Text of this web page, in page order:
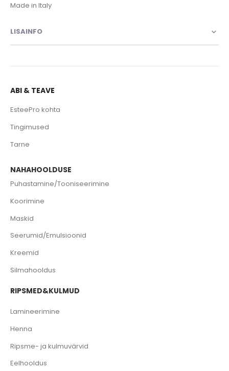
Made in Italy
LISAINFO
ABI & TEAVE
EsteePro kohta
Tingimused
Tarne
NAHAHOOLDUSE
Puhastamine/Tooniseerimine
Koorimine
Maskid
Seerumid/Emulsioonid
Kreemid
Silmahooldus
RIPSMED&KULMUD
Lamineerimine
Henna
Ripsme- ja kulmuvärvid
Eelhooldus